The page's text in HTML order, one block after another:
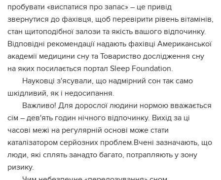
пробувати «виспатися про запас» – це привід
звернутися до фахівця, щоб перевірити рівень вітамінів,
стан щитоподібної залози та якість вашого відпочинку.
Відповідні рекомендації надають фахівці Американської
академії медицини сну та Товариство дослідження сну
на яких посилається портал Sleep Foundation.
Науковці з'ясували, що надмірний сон так само
шкідливий, як і недосипання.
Важливо! Для дорослої людини нормою вважається
сім – дев'ять годин нічного відпочинку. Вихід за ці
часові межі на регулярній основі може стати
каталізатором серйозних проблем.Вчені зазначають, що
люди, які сплять занадто багато, потрапляють у зону
ризику.